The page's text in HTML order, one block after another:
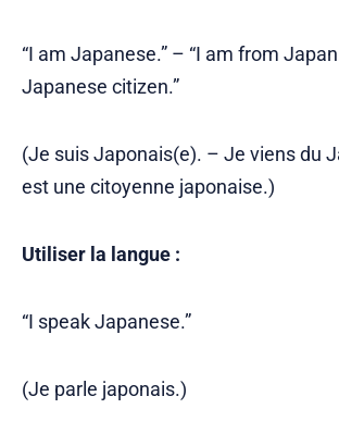
“I am Japanese.” – “I am from
Japanese citizen.”
(Je suis Japonais(e). – Je viens du
est une citoyenne japonaise.)
Utiliser la langue :
“I speak Japanese.”
(Je parle japonais.)